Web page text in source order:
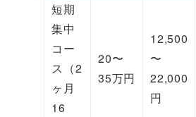
短期
集中
コー
ス（2
ヶ月
16
20〜
35万円
12,500
〜
22,000
円